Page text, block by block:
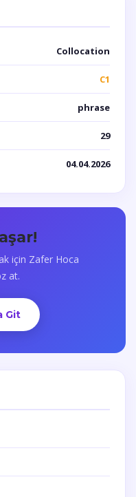
Collocation
C1
phrase
29
04.04.2026
için Zafer Hoca
at.
Git